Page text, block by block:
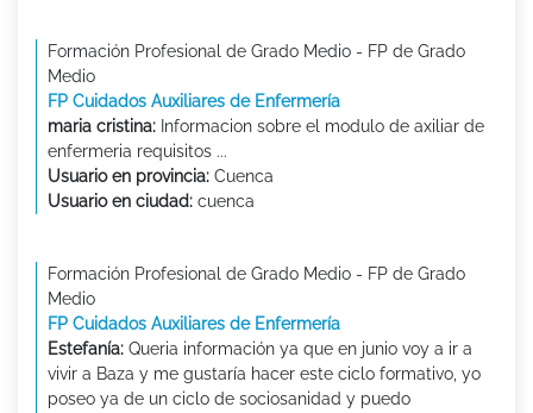
Formación Profesional de Grado Medio - FP de Grado
Medio
FP Cuidados Auxiliares de Enfermería
maria cristina: Informacion sobre el modulo de axiliar de
enfermeria requisitos ...
Usuario en provincia: Cuenca
Usuario en ciudad: cuenca
Formación Profesional de Grado Medio - FP de Grado
Medio
FP Cuidados Auxiliares de Enfermería
Estefanía: Queria información ya que en junio voy a ir a
vivir a Baza y me gustaría hacer este ciclo formativo, yo
poseo ya de un ciclo de sociosanidad y puedo